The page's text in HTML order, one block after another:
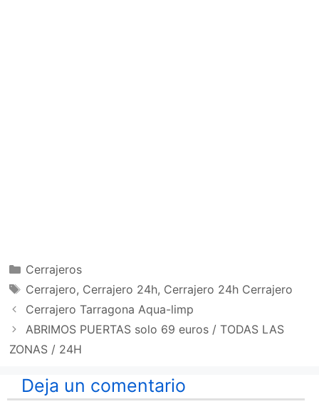
Categorías
Cerrajeros
Etiquetas
Cerrajero, Cerrajero 24h, Cerrajero 24h Cerrajero
Cerrajero Tarragona Aqua-limp
ABRIMOS PUERTAS solo 69 euros / TODAS LAS
ZONAS / 24H
Deja un comentario